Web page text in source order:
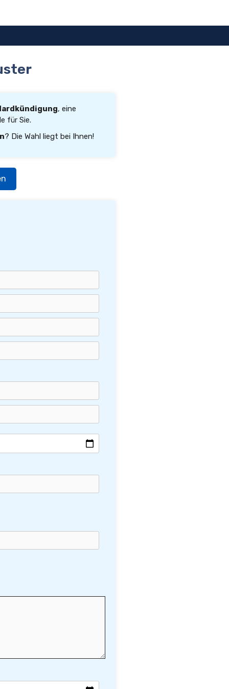
, eine
für Sie.
? Die Wahl liegt bei Ihnen!